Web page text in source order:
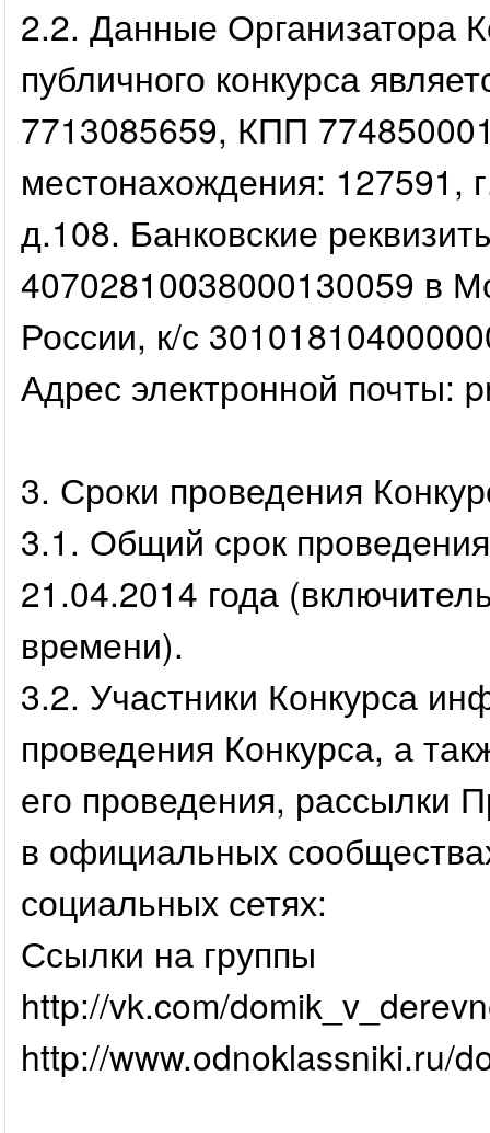
2.2. Данные Организатора
публичного конкурса
7713085659, КПП
местонахождения: 127591,
д.108. Банковские
40702810038000130059 в
России, к/с
Адрес электронной почты:
3. Сроки проведения
3.1. Общий срок
21.04.2014 года
времени).
3.2. Участники Конкурса
проведения Конкурса, а
его проведения, рассылки
в официальных
социальных сетях:
Ссылки на группы
http://vk.com/
http://www.odnoklassniki.ru/